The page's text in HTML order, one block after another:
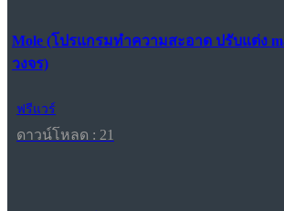
Mole (โปรแกรมทำความสะอาด ปรับแต่ง
วงจร)
ฟรีแวร์
ดาวน์โหลด : 21